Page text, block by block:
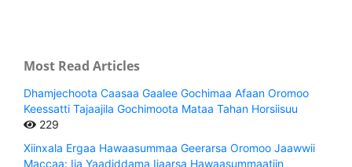
Most Read Articles
Dhamjechoota Caasaa Gaalee Gochimaa Afaan Oromoo
Keessatti Tajaajila Gochimoota Mataa Tahan Horsiisuu
229
Xiinxala Ergaa Hawaasummaa Geerarsa Oromoo Jaawwii
Maccaa: Ija Yaadiddama Ijaarsa Hawaasummaatiin